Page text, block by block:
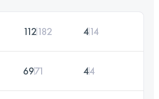
112182 414
6971 44